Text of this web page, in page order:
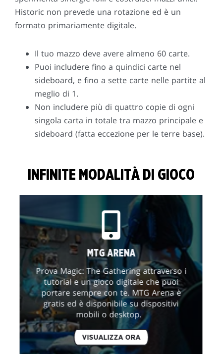
Historic non prevede una rotazione ed è un
formato primariamente digitale.
Il tuo mazzo deve avere almeno 60 carte.
Puoi includere fino a quindici carte nel
sideboard, e fino a sette carte nelle partite al
meglio di 1.
Non includere più di quattro copie di ogni
singola carta in totale tra mazzo principale e
sideboard (fatta eccezione per le terre base).
INFINITE MODALITÀ DI GIOCO
MTG ARENA
Prova Magic: The Gathering attraverso i
tutorial e un gioco digitale che puoi
portare sempre con te. MTG Arena è
gratis ed è disponibile su dispositivi
mobili o desktop.
VISUALIZZA ORA